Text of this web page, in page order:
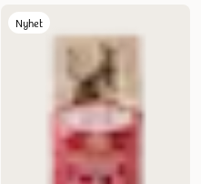
Nyhet